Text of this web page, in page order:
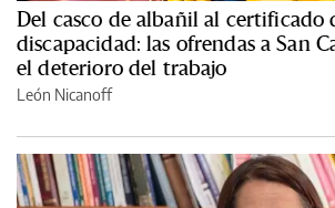
Del casco de albañil al certificado
discapacidad: las ofrendas a San
el deterioro del trabajo
León Nicanoff